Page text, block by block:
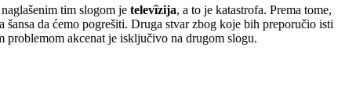
tim slogom je televȋzija, a to je katastrofa. Prema tome,
da ćemo pogrešiti. Druga stvar zbog koje bih preporučio isti
problemom akcenat je isključivo na drugom slogu.